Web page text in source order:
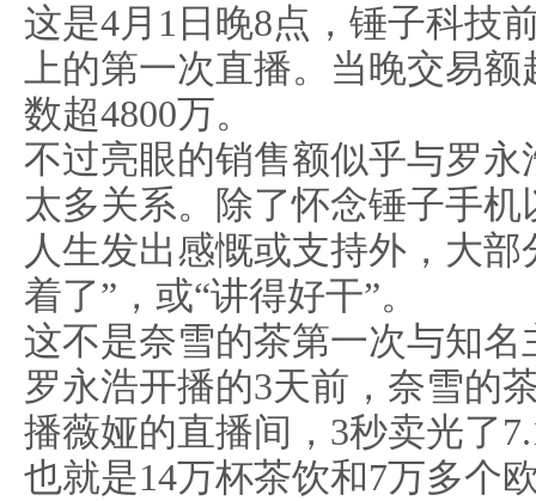
这是4月1日晚8点，锤子科技
上的第一次直播。当晚交易额
数超4800万。
不过亮眼的销售额似乎与罗
太多关系。除了怀念锤子手
人生发出感慨或支持外，大
着了”，或“讲得好干”。
这不是奈雪的茶第一次与知名
罗永浩开播的3天前，奈雪的
播薇娅的直播间，3秒卖光了
也就是14万杯茶饮和7万多个